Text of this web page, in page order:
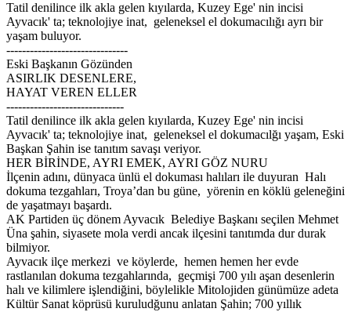
Tatil denilince ilk akla gelen kıyılarda, Kuzey Ege' nin incisi
Ayvacık' ta; teknolojiye inat, geleneksel el dokumacılığı ayrı bir
yaşam buluyor.
-------------------------------
Eski Başkanın Gözünden
ASIRLIK DESENLERE,
HAYAT VEREN ELLER
------------------------------
Tatil denilince ilk akla gelen kıyılarda, Kuzey Ege' nin incisi
Ayvacık' ta; teknolojiye inat, geleneksel el dokumacılğı yaşam, Eski
Başkan Şahin ise tanıtım savaşı veriyor.
HER BİRİNDE, AYRI EMEK, AYRI GÖZ NURU
İlçenin adını, dünyaca ünlü el dokuması halıları ile duyuran Halı
dokuma tezgahları, Troya’dan bu güne, yörenin en köklü geleneğini
de yaşatmayı başardı.
AK Partiden üç dönem Ayvacık Belediye Başkanı seçilen Mehmet
Üna şahin, siyasete mola verdi ancak ilçesini tanıtımda dur durak
bilmiyor.
Ayvacık ilçe merkezi ve köylerde, hemen hemen her evde
rastlanılan dokuma tezgahlarında, geçmişi 700 yılı aşan desenlerin
halı ve kilimlere işlendiğini, böylelikle Mitolojiden günümüze adeta
Kültür Sanat köprüsü kuruludğunu anlatan Şahin; 700 yıllık